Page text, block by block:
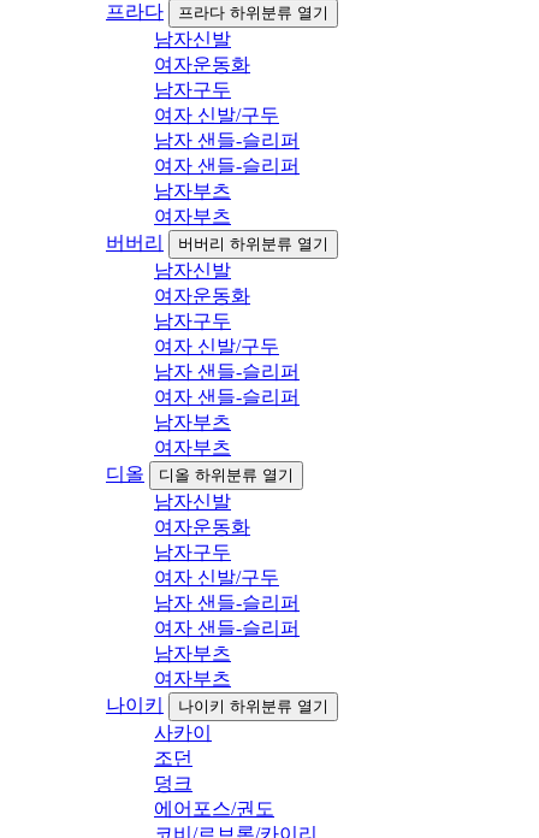
프라다
프라다 하위분류 열기
남자신발
여자운동화
남자구두
여자 신발/구두
남자 샌들-슬리퍼
여자 샌들-슬리퍼
남자부츠
여자부츠
버버리
버버리 하위분류 열기
남자신발
여자운동화
남자구두
여자 신발/구두
남자 샌들-슬리퍼
여자 샌들-슬리퍼
남자부츠
여자부츠
디올
디올 하위분류 열기
남자신발
여자운동화
남자구두
여자 신발/구두
남자 샌들-슬리퍼
여자 샌들-슬리퍼
남자부츠
여자부츠
나이키
나이키 하위분류 열기
사카이
조던
덩크
에어포스/권도